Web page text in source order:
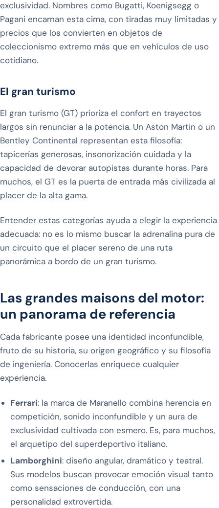
exclusividad. Nombres como Bugatti, Koenigsegg o
Pagani encarnan esta cima, con tiradas muy limitadas y
precios que los convierten en objetos de
coleccionismo extremo más que en vehículos de uso
cotidiano.
El gran turismo
El gran turismo (GT) prioriza el confort en trayectos
largos sin renunciar a la potencia. Un Aston Martin o un
Bentley Continental representan esta filosofía:
tapicerías generosas, insonorización cuidada y la
capacidad de devorar autopistas durante horas. Para
muchos, el GT es la puerta de entrada más civilizada al
placer de la alta gama.
Entender estas categorías ayuda a elegir la experiencia
adecuada: no es lo mismo buscar la adrenalina pura de
un circuito que el placer sereno de una ruta
panorámica a bordo de un gran turismo.
Las grandes maisons del motor:
un panorama de referencia
Cada fabricante posee una identidad inconfundible,
fruto de su historia, su origen geográfico y su filosofía
de ingeniería. Conocerlas enriquece cualquier
experiencia.
Ferrari: la marca de Maranello combina herencia en
competición, sonido inconfundible y un aura de
exclusividad cultivada con esmero. Es, para muchos,
el arquetipo del superdeportivo italiano.
Lamborghini: diseño angular, dramático y teatral.
Sus modelos buscan provocar emoción visual tanto
como sensaciones de conducción, con una
personalidad extrovertida.